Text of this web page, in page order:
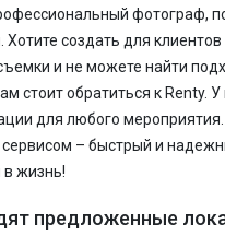
фотограф,
Хотите создать для клиентов
и не можете найти
стоит обратиться к Renty. У
для любого
– быстрый и
в жизнь!
предложенные